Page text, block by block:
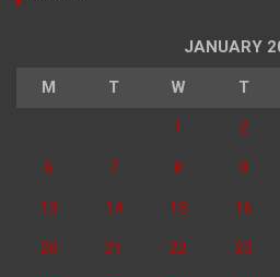
JANUARY
M T W T
1 2
6 7 8 9
13 14 15 16
20 21 22 23